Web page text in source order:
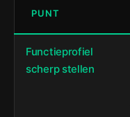
PUNT
Functieprofiel
scherp stellen